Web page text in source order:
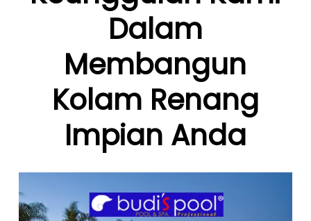
Dalam
Membangun
Kolam Renang
Impian Anda